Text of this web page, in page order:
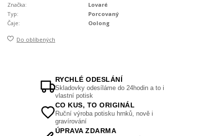
Značka:
Lovaré
Typ:
Porcovaný
Čaje:
Oolong
Do oblíbených
RYCHLÉ ODESLÁNÍ
Skladovky odesíláme do 24hodin a to i
vlastní potisk
CO KUS, TO ORIGINÁL
Ruční výroba potisku hrnků, nově i
gravírování
ÚPRAVA ZDARMA